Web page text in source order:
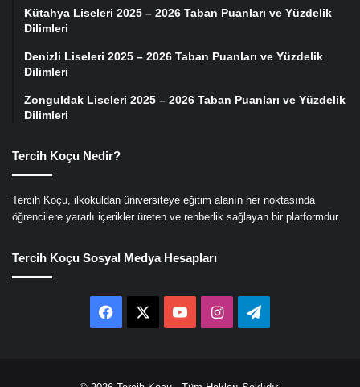
Kütahya Liseleri 2025 – 2026 Taban Puanları ve Yüzdelik
Dilimleri
Denizli Liseleri 2025 – 2026 Taban Puanları ve Yüzdelik
Dilimleri
Zonguldak Liseleri 2025 – 2026 Taban Puanları ve Yüzdelik
Dilimleri
Tercih Koçu Nedir?
Tercih Koçu, ilkokuldan üniversiteye eğitim alanın her noktasında
öğrencilere yararlı içerikler üreten ve rehberlik sağlayan bir platformdur.
Tercih Koçu Sosyal Medya Hesapları
Facebook YouTubeInstagramTelegram